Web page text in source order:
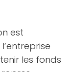
est
les fonds